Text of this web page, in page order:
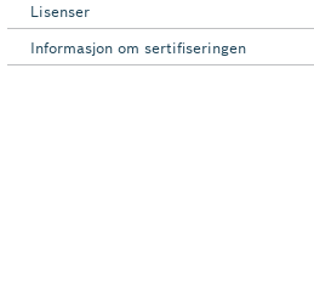
Lisenser
Informasjon om sertifiseringen